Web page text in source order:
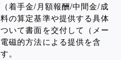
着手金/月額報酬/中間金/成
の算定基準や提供する具体
いて書面を交付して（メー
磁的方法による提供を含
。